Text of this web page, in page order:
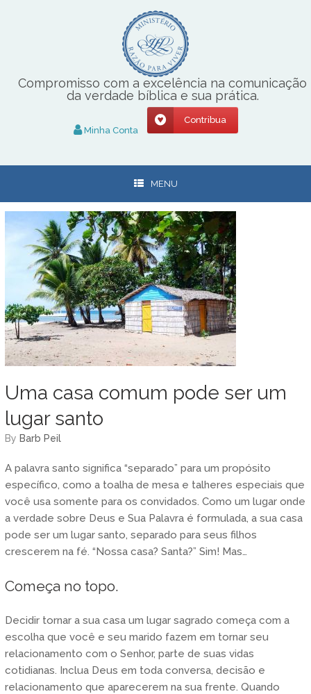
Compromisso com a excelência na comunicação
da verdade bíblica e sua prática.
Minha Conta
Contribua
MENU
Uma casa comum pode ser um
lugar santo
by Barb Peil
A palavra santo significa “separado” para um propósito
específico, como a toalha de mesa e talheres especiais que
você usa somente para os convidados. Como um lugar onde
a verdade sobre Deus e Sua Palavra é formulada, a sua casa
pode ser um lugar santo, separado para seus filhos
crescerem na fé. “Nossa casa? Santa?” Sim! Mas…
Começa no topo.
Decidir tornar a sua casa um lugar sagrado começa com a
escolha que você e seu marido fazem em tornar seu
relacionamento com o Senhor, parte de suas vidas
cotidianas. Inclua Deus em toda conversa, decisão e
relacionamento que aparecerem na sua frente. Quando